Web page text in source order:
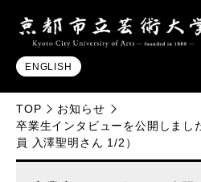
ENGLISH
TOP
お知らせ
卒業生インタビューを公開しまし
員 入澤聖明さん 1/2）